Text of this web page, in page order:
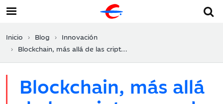
Inicio Blog
Innovación
Blockchain, más allá de las criptomonedas
Blockchain, más allá